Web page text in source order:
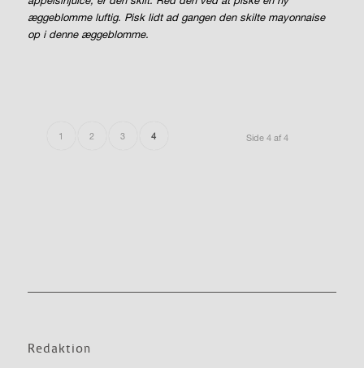
æggeblomme luftig. Pisk lidt ad gangen den skilte mayonnaise
op i denne æggeblomme.
Side 4 af 4
1 2 3 4
Redaktion